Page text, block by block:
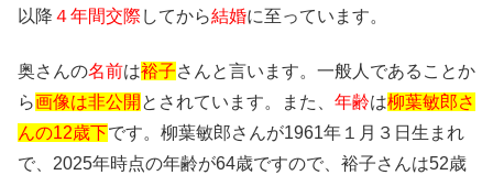
以降 ４年間交際してから結婚に至っています。
奥さんの名前は裕子さんと言います。一般人であることか
ら画像は非公開 とされています。また、 年齢は柳葉敏郎さ
んの12歳下です。柳葉敏郎さんが1961年１月３日生まれ
で、2025年時点の年齢が64歳ですので、裕子さんは52歳